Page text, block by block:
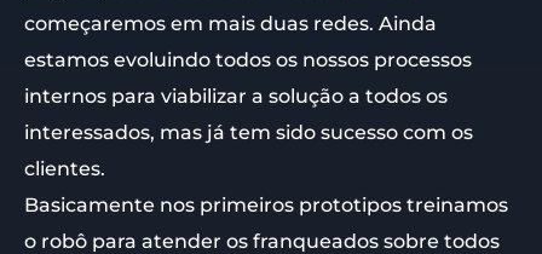
começaremos em mais duas redes. Ainda
estamos evoluindo todos os nossos processos
internos para viabilizar a solução a todos os
interessados, mas já tem sido sucesso com os
clientes.
Basicamente nos primeiros prototipos treinamos
o robô para atender os franqueados sobre todos